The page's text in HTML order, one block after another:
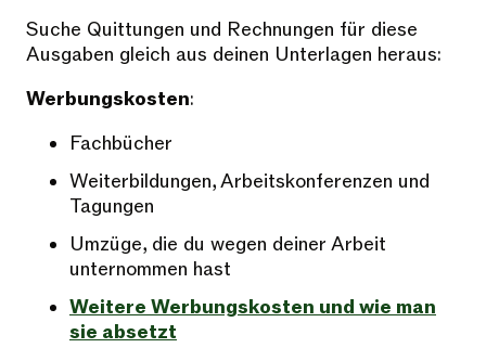
Suche Quittungen und Rechnungen für diese
Ausgaben gleich aus deinen Unterlagen heraus:
Werbungskosten:
Fachbücher
Weiterbildungen, Arbeitskonferenzen und
Tagungen
Umzüge, die du wegen deiner Arbeit
unternommen hast
Weitere Werbungskosten und wie man
sie absetzt